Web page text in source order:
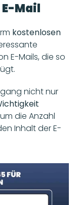
Mail
kostenlosen
E-Mails, die so
nicht nur
die Anzahl
Inhalt der E-